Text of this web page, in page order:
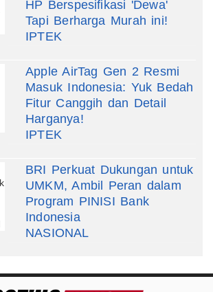
HP Berspesifikasi 'Dewa'
Tapi Berharga Murah ini!
IPTEK
Apple AirTag Gen 2 Resmi
Masuk Indonesia: Yuk Bedah
Fitur Canggih dan Detail
Harganya!
IPTEK
BRI Perkuat Dukungan untuk
UMKM, Ambil Peran dalam
Program PINISI Bank
Indonesia
NASIONAL